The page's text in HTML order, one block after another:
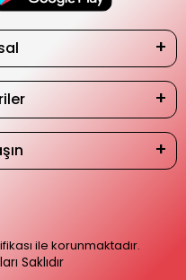
ile korunmaktadır.
Saklıdır